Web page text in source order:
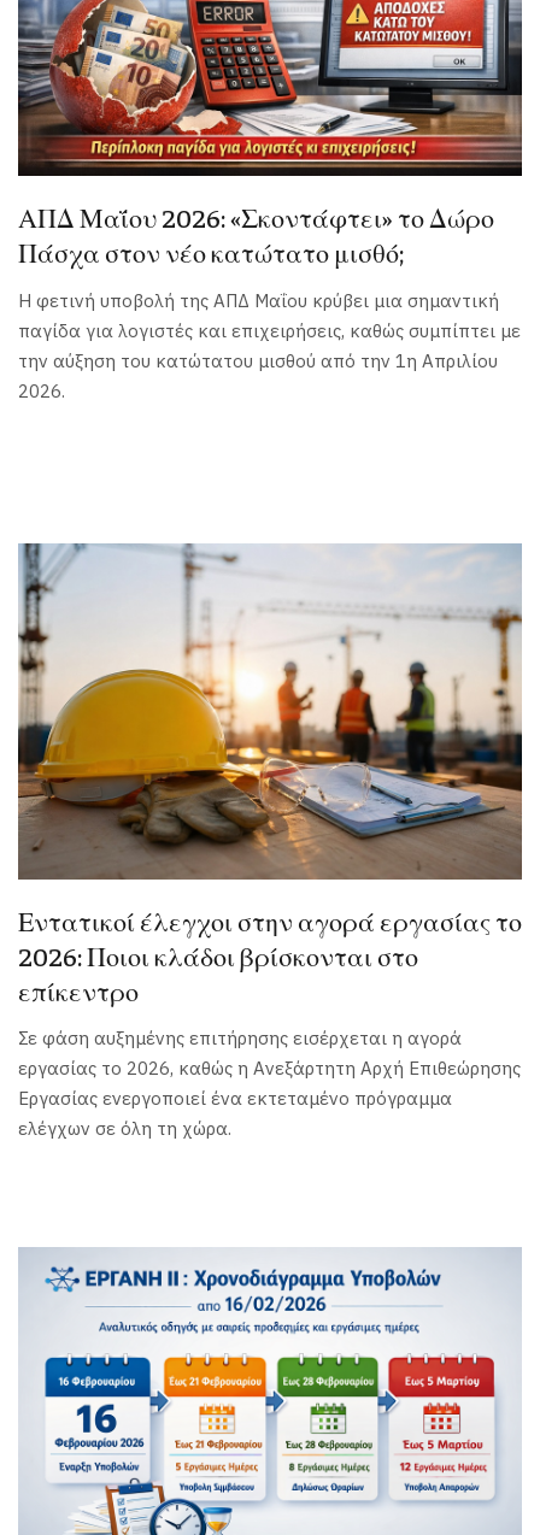
ΑΠΔ Μαΐου 2026: «Σκοντάφτει» το Δώρο
Πάσχα στον νέο κατώτατο μισθό;
Η φετινή υποβολή της ΑΠΔ Μαΐου κρύβει μια σημαντική
παγίδα για λογιστές και επιχειρήσεις, καθώς συμπίπτει με
την αύξηση του κατώτατου μισθού από την 1η Απριλίου
2026.
Εντατικοί έλεγχοι στην αγορά εργασίας το
2026: Ποιοι κλάδοι βρίσκονται στο
επίκεντρο
Σε φάση αυξημένης επιτήρησης εισέρχεται η αγορά
εργασίας το 2026, καθώς η Ανεξάρτητη Αρχή Επιθεώρησης
Εργασίας ενεργοποιεί ένα εκτεταμένο πρόγραμμα
ελέγχων σε όλη τη χώρα.